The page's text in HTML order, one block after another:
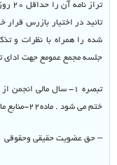
تراز
تائید در اختیار بازرس قرار
شده را همراه با نظرات و
جلسه مجمع عمومع جهت ادای
تبصره ۱- سال مالی
ختم می شود . ماده۲۲-منابع مالی انجمن منابع مالی انجمن عبارتند از :
– حق عضویت حقیقی وحقوقی